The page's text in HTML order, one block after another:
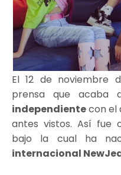
El 12 de noviembre
prensa que acaba
independientecon el
antes vistos. Así fue
bajo la cual ha
internacional